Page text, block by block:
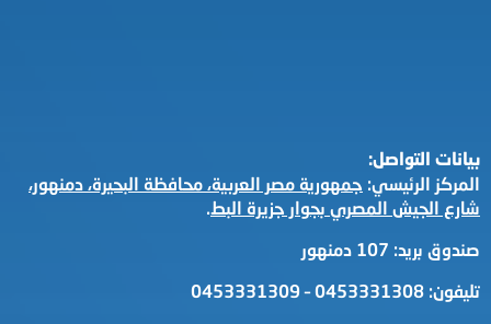
بيانات التواصل:
المركز الرئيسي: جمهورية مصر العربية، محافظة البحيرة، دمنهور،
شارع الجيش المصري بجوار جزيرة البط.
صندوق بريد: 107 دمنهور
تليفون: 0453331308 – 0453331309